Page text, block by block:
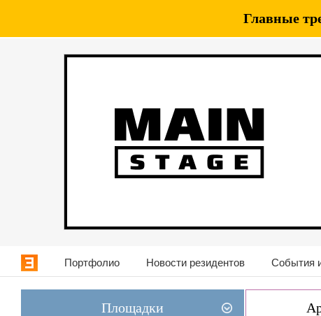
Главные
Портфолио Новости резидентов События
Площадки